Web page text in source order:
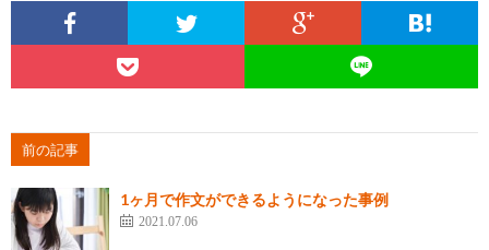
前の記事
1ヶ月で作文ができるようになった事例
2021.07.06